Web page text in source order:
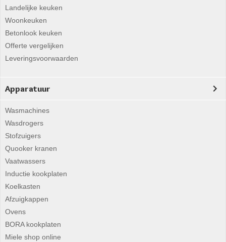
Landelijke keuken
Woonkeuken
Betonlook keuken
Offerte vergelijken
Leveringsvoorwaarden
Apparatuur
Wasmachines
Wasdrogers
Stofzuigers
Quooker kranen
Vaatwassers
Inductie kookplaten
Koelkasten
Afzuigkappen
Ovens
BORA kookplaten
Miele shop online